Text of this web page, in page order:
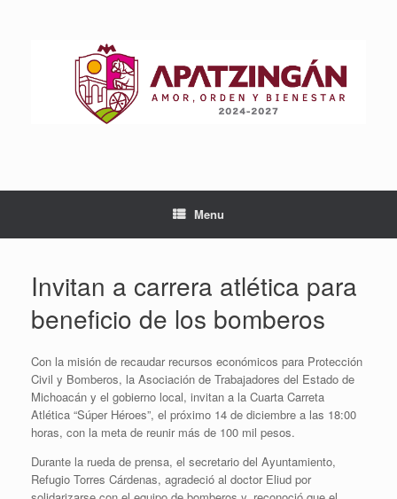
Menu
Invitan a carrera atlética para
beneficio de los bomberos
Con la misión de recaudar recursos económicos para Protección
Civil y Bomberos, la Asociación de Trabajadores del Estado de
Michoacán y el gobierno local, invitan a la Cuarta Carreta
Atlética “Súper Héroes”, el próximo 14 de diciembre a las 18:00
horas, con la meta de reunir más de 100 mil pesos.
Durante la rueda de prensa, el secretario del Ayuntamiento,
Refugio Torres Cárdenas, agradeció al doctor Eliud por